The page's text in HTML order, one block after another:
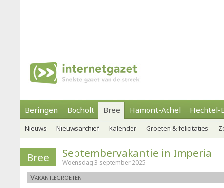
Beringen Bocholt Bree Hamont-Achel Hechtel-
Nieuws Nieuwsarchief Kalender Groeten & felicitaties
Bree Septembervakantie in Imperia
Woensdag 3 september 2025
Vakantiegroeten